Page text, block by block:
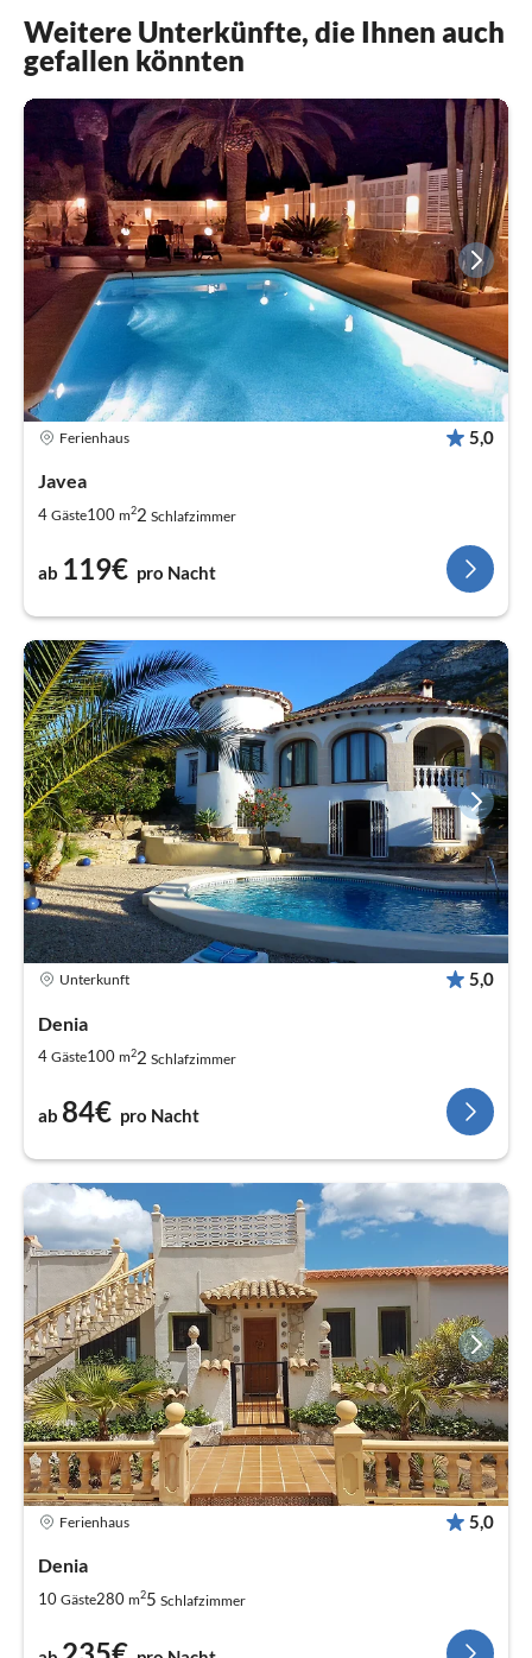
Weitere Unterkünfte, die Ihnen auch
gefallen könnten
Ferienhaus 5,0
Javea
4 Gäste100 m22 Schlafzimmer
ab 119€ pro Nacht
Unterkunft 5,0
Denia
4 Gäste100 m22 Schlafzimmer
ab 84€ pro Nacht
Ferienhaus 5,0
Denia
10 Gäste280 m25 Schlafzimmer